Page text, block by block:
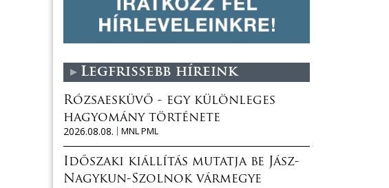
Legfrissebb híreink
Rózsaesküvő - egy különleges
hagyomány története
2026.08.08.
MNL PML
Időszaki kiállítás mutatja be Jász-
Nagykun-Szolnok vármegye